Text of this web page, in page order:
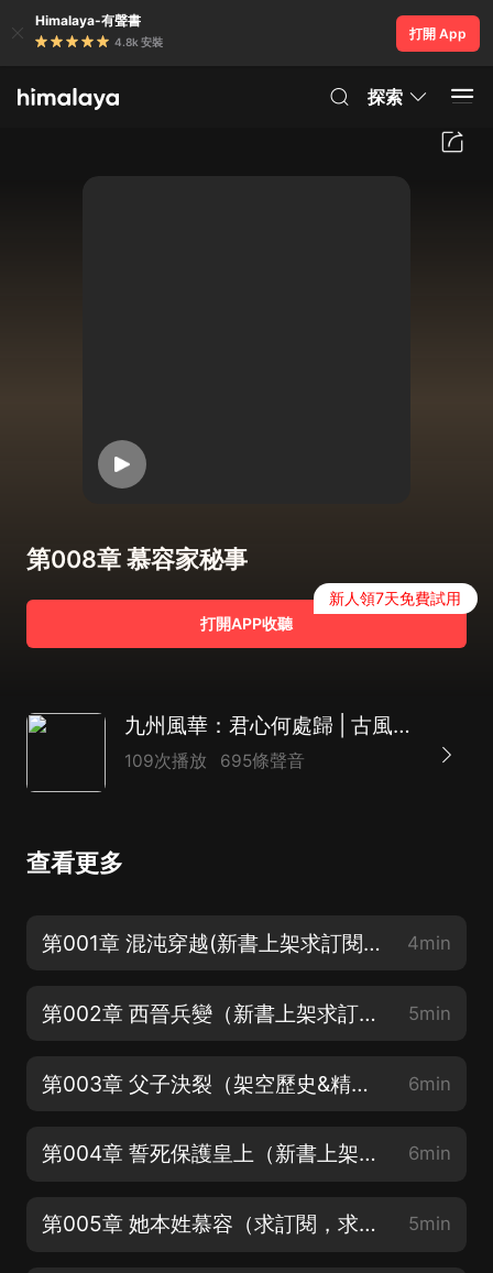
Himalaya-有聲書
4.8k 安裝
打開 App
探索
第008章 慕容家秘事
打開APP收聽
新人領7天免費試用
九州風華：君心何處歸 | 古風言情 | 宮鬥權謀 | 穿越架空
109次播放 695條聲音
查看更多
第001章 混沌穿越(新書上架求訂閱，求月票） 4min
第002章 西晉兵變（新書上架求訂閱求好評） 5min
第003章 父子決裂（架空歷史&精彩對決） 6min
第004章 誓死保護皇上（新書上架求訂閱，求五星好評） 6min
第005章 她本姓慕容（求訂閱，求五星好評） 5min